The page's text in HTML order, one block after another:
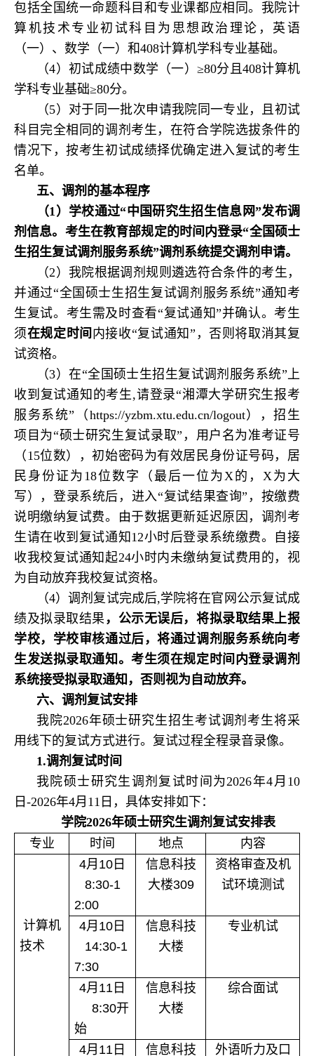
包括全国统一命题科目和专业课都应相同。我院计
算机技术专业初试科目为思想政治理论，英语
（一）、数学（一）和408计算机学科专业基础。
（4）初试成绩中数学（一）≥80分且408计算机
学科专业基础≥80分。
（5） 对于同一批次申请我院同一专业，且初试
科目完全相同的调剂考生，在符合学院选拔条件的
情况下，按考生初试成绩择优确定进入复试的考生
名单。
五、调剂的基本程序
（1）学校通过“中国研究生招生信息网”发布调
剂信息。考生在教育部规定的时间内登录“全国硕士
生招生复试调剂服务系统”调剂系统提交调剂申请。
（2）我院根据调剂规则遴选符合条件的考生，
并通过“全国硕士生招生复试调剂服务系统”通知考
生复试。考生需及时查看“复试通知”并确认。考生
须在规定时间 内接收“复试通知”，否则将取消其复
试资格。
（3）在“全国硕士生招生复试调剂服务系统”上
收到复试通知的考生,请登录“湘潭大学研究生报考
服务系统”（ https://yzbm.xtu.edu.cn/logout），招生
项目为“硕士研究生复试录取”，用户名为准考证号
（15位数），初始密码为有效居民身份证号码，居
民身份证为18位数字（最后一位为X的，X为大
写），登录系统后，进入“复试结果查询”，按缴费
说明缴纳复试费。由于数据更新延迟原因，调剂考
生请在收到复试通知12小时后登录系统缴费。自接
收我校复试通知起24小时内未缴纳复试费用的，视
为自动放弃我校复试资格。
（4）调剂复试完成后,学院将在官网公示复试成
绩及拟录取结果 ，公示无误后，将拟录取结果上报
学校，学校审核通过后，将通过调剂服务系统向考
生发送拟录取通知。考生须在规定时间内登录调剂
系统接受拟录取通知，否则视为自动放弃。
六、调剂复试安排
我院2026年硕士研究生招生考试调 剂考生将采
用线下的复试方式进行。 复试过程全程录音录像。
1.调剂复试时间
我院硕士研究生调剂复试时间为2026年4月10
日-2026年4月11日，具体安排如下：
学院2026年硕士研究生调剂复试安排表
专业
时间 地点 内容
计算机
技术
4月 10 日
8:30-1
2:00
信息科技
大楼309
资格审查及机
试环境测试
4月 10 日
14:30-1
7:30
信息科技
大楼
专业机试
4月 11 日
8:30开
始
信息科技
大楼
综合面试
4月 11 日 信息科技 外语听力及口